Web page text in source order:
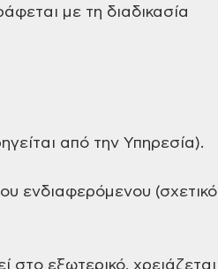
με τη διαδικασία
από την Υπηρεσία).
ενδιαφερόμενου (σχετικό
στο εξωτερικό, χρειάζεται